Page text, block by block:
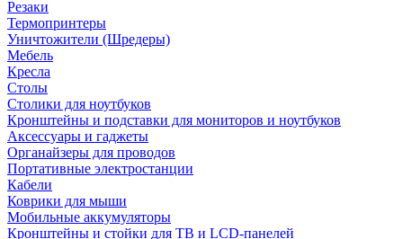
Резаки
Термопринтеры
Уничтожители (Шредеры)
Мебель
Кресла
Столы
Столики для ноутбуков
Кронштейны и подставки для мониторов и ноутбуков
Аксессуары и гаджеты
Органайзеры для проводов
Портативные электростанции
Кабели
Коврики для мыши
Мобильные аккумуляторы
Кронштейны и стойки для ТВ и LCD-панелей